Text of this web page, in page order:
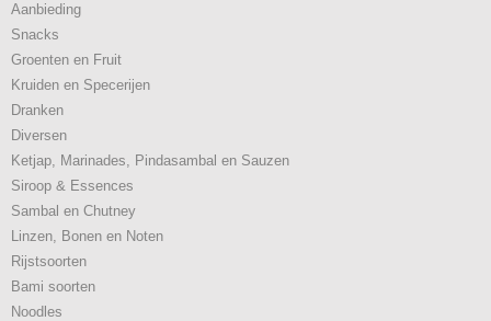
Aanbieding
Snacks
Groenten en Fruit
Kruiden en Specerijen
Dranken
Diversen
Ketjap, Marinades, Pindasambal en Sauzen
Siroop & Essences
Sambal en Chutney
Linzen, Bonen en Noten
Rijstsoorten
Bami soorten
Noodles